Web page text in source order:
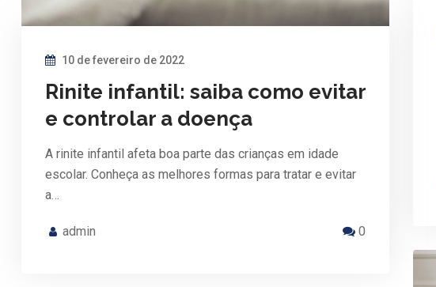
10 de fevereiro de 2022
Rinite infantil: saiba como evitar
e controlar a doença
A rinite infantil afeta boa parte das crianças em idade
escolar. Conheça as melhores formas para tratar e evitar
a…
admin 0